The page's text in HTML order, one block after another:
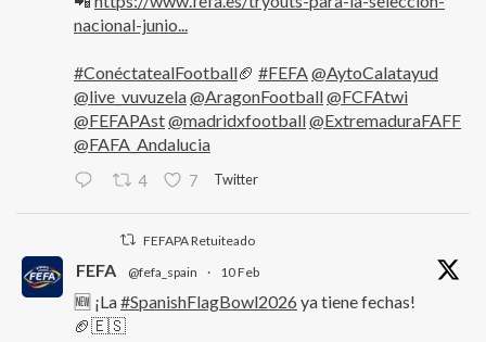
nacional-junio...
#ConéctatealFootball🏈 #FEFA@AytoCalatayud
@live_vuvuzela@AragonFootball@FCFAtwi
@FEFAPAst@madridxfootball@ExtremaduraFAFF
@FAFA_Andalucia
4 7 Twitter
FEFAPA Retuiteado
FEFA @fefa_spain · 10 Feb
🆕 ¡La#SpanishFlagBowl2026 ya tiene fechas!
🏈🇪🇸